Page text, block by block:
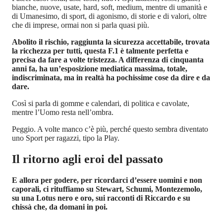
bianche, nuove, usate, hard, soft, medium, mentre di umanità e
di Umanesimo, di sport, di agonismo, di storie e di valori, oltre
che di imprese, ormai non si parla quasi più.
Abolito il rischio, raggiunta la sicurezza accettabile, trovata
la ricchezza per tutti, questa F.1 è talmente perfetta e
precisa da fare a volte tristezza. A differenza di cinquanta
anni fa, ha un’esposizione mediatica massima, totale,
indiscriminata, ma in realtà ha pochissime cose da dire e da
dare.
Così si parla di gomme e calendari, di politica e cavolate,
mentre l’Uomo resta nell’ombra.
Peggio. A volte manco c’è più, perché questo sembra diventato
uno Sport per ragazzi, tipo la Play.
Il ritorno agli eroi del passato
E allora per godere, per ricordarci d’essere uomini e non
caporali, ci rituffiamo su Stewart, Schumi, Montezemolo,
su una Lotus nero e oro, sui racconti di Riccardo e su
chissà che, da domani in poi.